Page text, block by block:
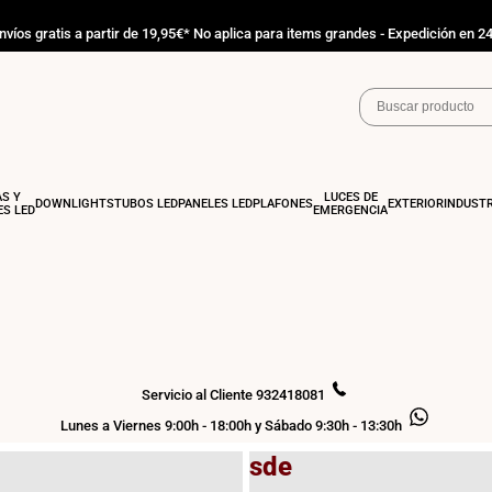
gratis a partir de 19,95€* No aplica para items grandes - Expedición en
Y
LEDDOWNLIGHTSTUBOS LEDPANELES LEDPLAFONES
LUCES DE
EMERGENCIAEXTERIOR
Servicio al Cliente 932418081
Lunes a Viernes 9:00h - 18:00h y Sábado 9:30h - 13:30h
LED
Desde